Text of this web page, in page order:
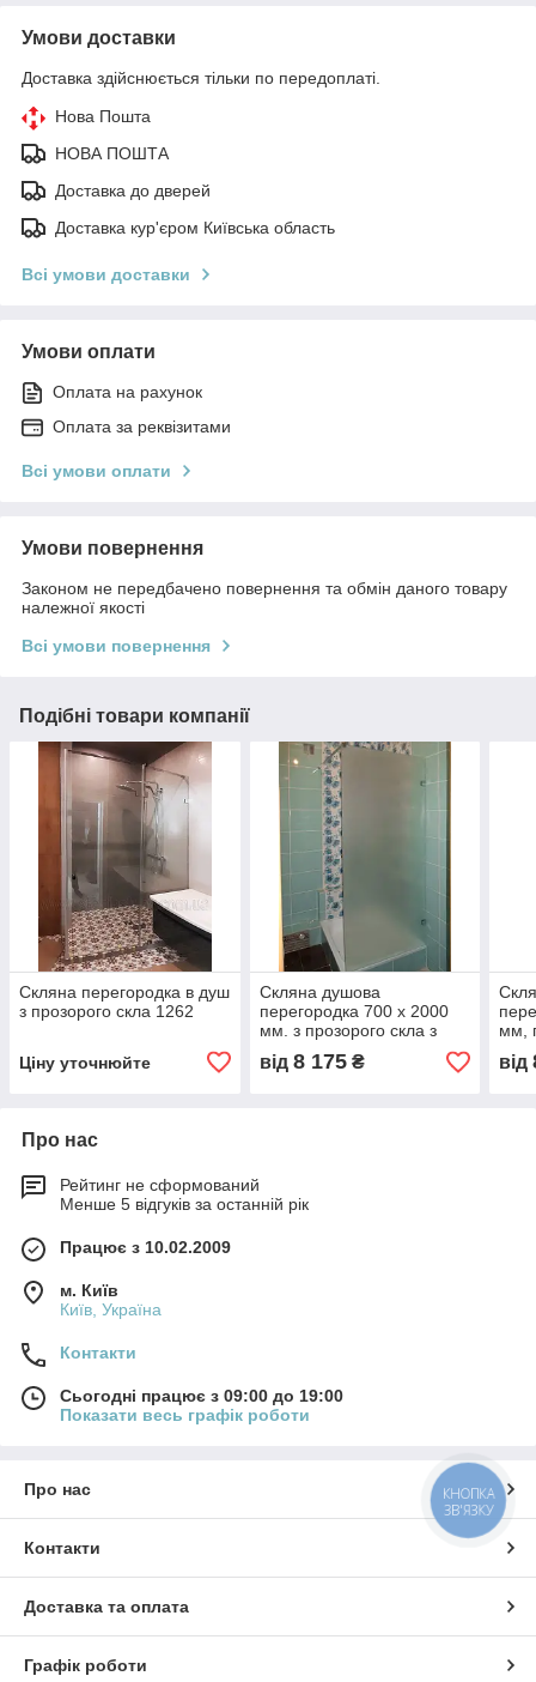
Умови доставки
Доставка здійснюється тільки по передоплаті.
Нова Пошта
НОВА ПОШТА
Доставка до дверей
Доставка кур'єром Київська область
Всі умови доставки
Умови оплати
Оплата на рахунок
Оплата за реквізитами
Всі умови оплати
Умови повернення
Законом не передбачено повернення та обмін даного товару
належної якості
Всі умови повернення
Подібні товари компанії
Скляна перегородка в душ
з прозорого скла 1262
Ціну уточнюйте
Скляна душова
перегородка 700 х 2000
мм. з прозорого скла з
однобічним матуванням
від 8 175₴
мм,
від
Про нас
Рейтинг не сформований
Менше 5 відгуків за останній рік
Працює з 10.02.2009
м. Київ
Київ, Україна
Контакти
Сьогодні працює з 09:00 до 19:00
Показати весь графік роботи
Про нас
Контакти
Доставка та оплата
Графік роботи
КНОПКА
ЗВ'ЯЗКУ